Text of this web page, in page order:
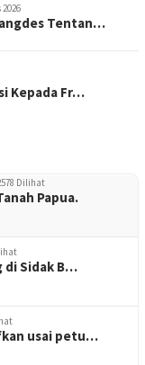
Tentan…
Kepada Fr…
Dilihat
Papua.
di Sidak B…
usai petu…